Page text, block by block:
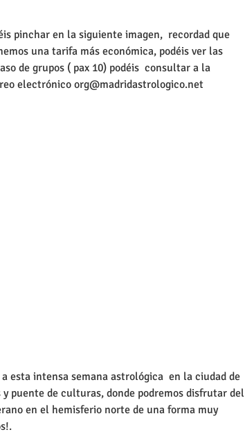
pinchar en la siguiente imagen,  recordad que
una tarifa más económica, podéis ver las
de grupos ( pax 10) podéis  consultar a la
electrónico org@madridastrologico.net
y puente de culturas, donde podremos disfrutar del
en el hemisferio norte de una forma muy